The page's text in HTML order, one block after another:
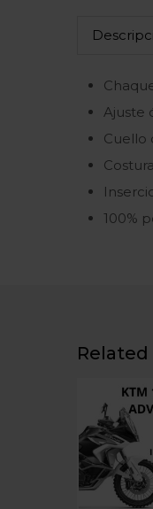
Ajuste
Cuello
100%